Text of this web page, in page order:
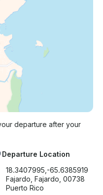
departure after your
Departure Location
18.3407995,-65.6385919
Fajardo, Fajardo, 00738
Puerto Rico